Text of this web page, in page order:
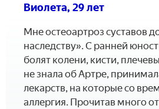
Виолета, 29 лет
Мне остеоартроз суставов
наследству». С ранней
болят колени, кисти,
не знала об Артре,
лекарств, на которые со
аллергия. Прочитав много